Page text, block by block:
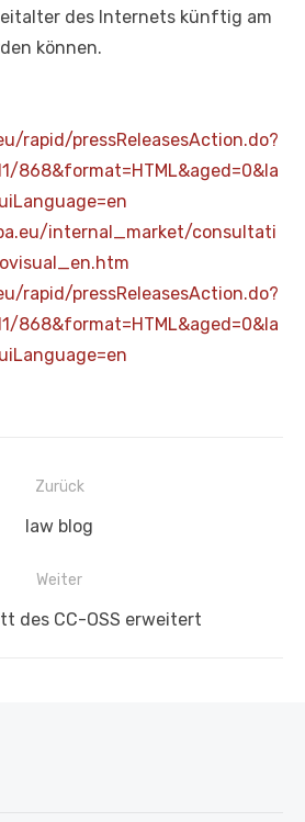
des Internets künftig am
können.
rapid/pressReleasesAction.do?
868&format=HTML&aged=0&la
internal_market/consultati
rapid/pressReleasesAction.do?
868&format=HTML&aged=0&la
Zurück
Vorheriger
law blog
Weiter
des CC-OSS erweitert